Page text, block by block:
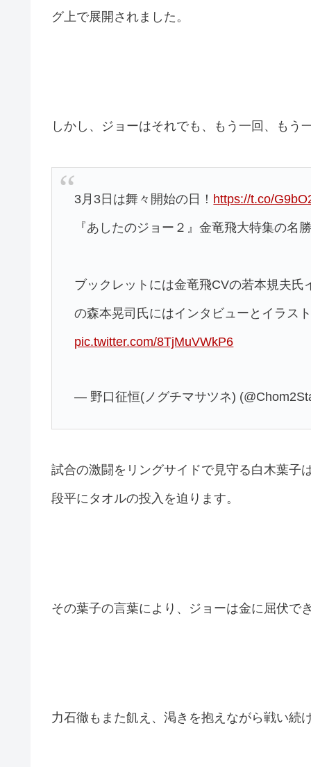
グ上で展開されました。
しかし、ジョーはそれでも、もう一回、もう
3月3日は舞々開始の日！ https://t.co/
『あしたのジョー２』金竜飛大特集の名
ブックレットには金竜飛CVの若本規夫
の森本晃司氏にはインタビューとイラス
pic.twitter.com/8TjMuVWkP6
— 野口征恒(ノグチマサツネ)
試合の激闘をリングサイドで見守る白木葉子
段平にタオルの投入を迫ります。
その葉子の言葉により、ジョーは金に屈伏で
力石徹もまた飢え、渇きを抱えながら戦い続